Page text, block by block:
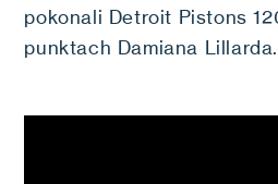
pokonali Detroit Pistons
punktach Damiana Lillarda.